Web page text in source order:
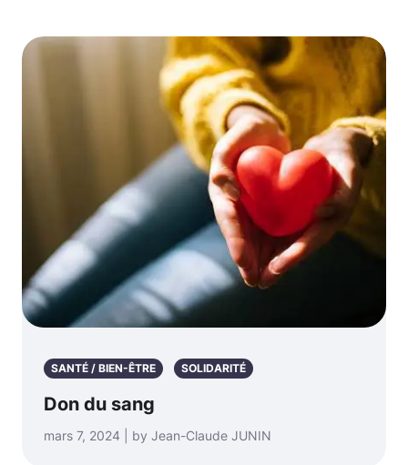
SANTÉ / BIEN-ÊTRE SOLIDARITÉ
Don du sang
mars 7, 2024 | by Jean-Claude JUNIN